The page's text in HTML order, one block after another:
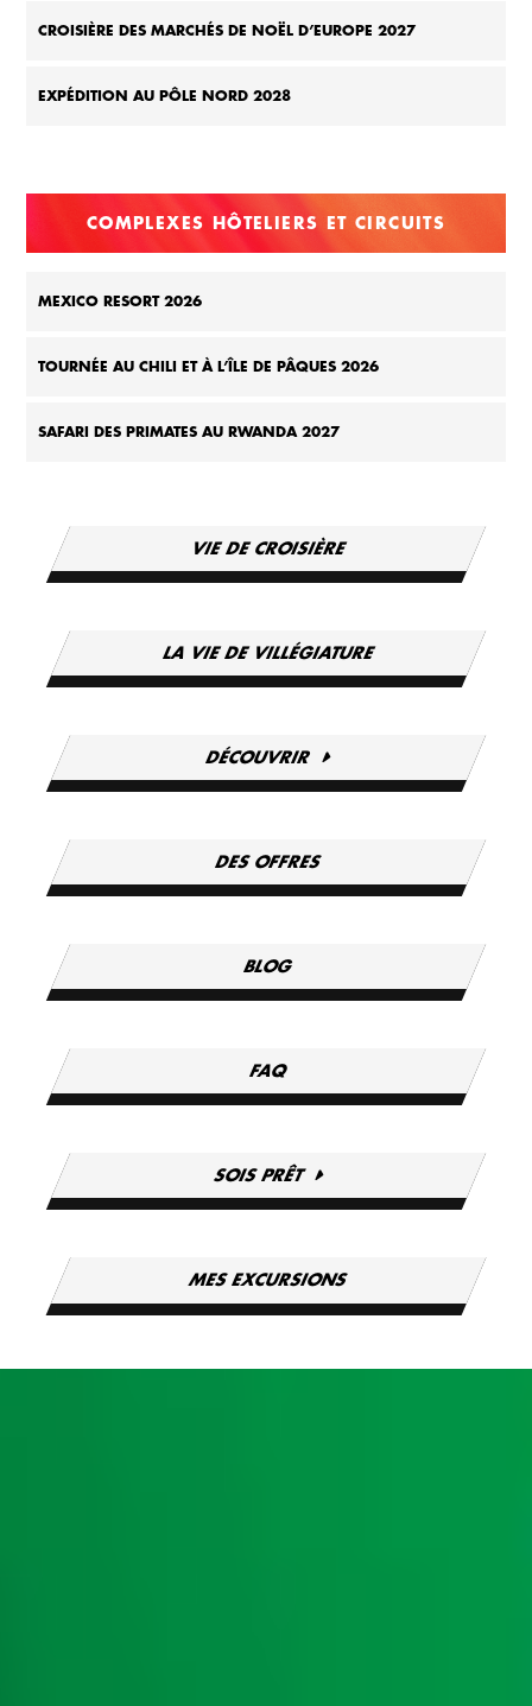
CROISIÈRE DES MARCHÉS DE NOËL D’EUROPE 2027
EXPÉDITION AU PÔLE NORD 2028
COMPLEXES HÔTELIERS ET CIRCUITS
MEXICO RESORT 2026
TOURNÉE AU CHILI ET À L’ÎLE DE PÂQUES 2026
SAFARI DES PRIMATES AU RWANDA 2027
VIE DE CROISIÈRE
LA VIE DE VILLÉGIATURE
DÉCOUVRIR
DES OFFRES
BLOG
FAQ
SOIS PRÊT
MES EXCURSIONS